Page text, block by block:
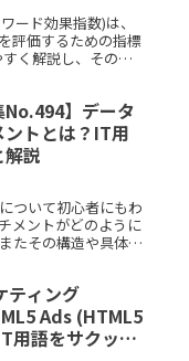
と解説
ード効果指数)は、
評価するための指標
く解説し、その背
No.494】データ
トとは？IT用
説
ついて初心者にもわ
メントがどのように
たその構造や具体的
ティング
Ads (HTML5
用語をサクッと